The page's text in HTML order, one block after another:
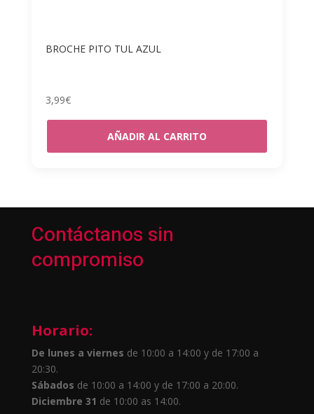
BROCHE PITO TUL AZUL
3,99€
AÑADIR AL CARRITO
Contáctanos sin
compromiso
Horario:
De lunes a viernes de 10:00 a 14:00 y de 17:00 a
20:30.
Sábados de 10:00 a 14:00 y de 17:00 a 20:00.
Diciembre 31 de 10:00 as 14:00.